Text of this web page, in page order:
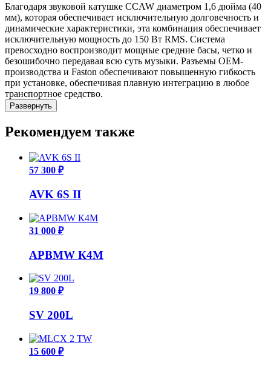
Благодаря звуковой катушке CCAW диаметром 1,6 дюйма (40
мм), которая обеспечивает исключительную долговечность и
динамические характеристики, эта комбинация обеспечивает
исключительную мощность до 150 Вт RMS. Система
превосходно воспроизводит мощные средние басы, четко и
безошибочно передавая всю суть музыки. Разъемы OEM-
производства и Faston обеспечивают повышенную гибкость
при установке, обеспечивая плавную интеграцию в любое
транспортное средство.
Развернуть
Рекомендуем также
57 300 ₽
AVK 6S II
31 000 ₽
APBMW К4M
19 800 ₽
SV 200L
15 600 ₽